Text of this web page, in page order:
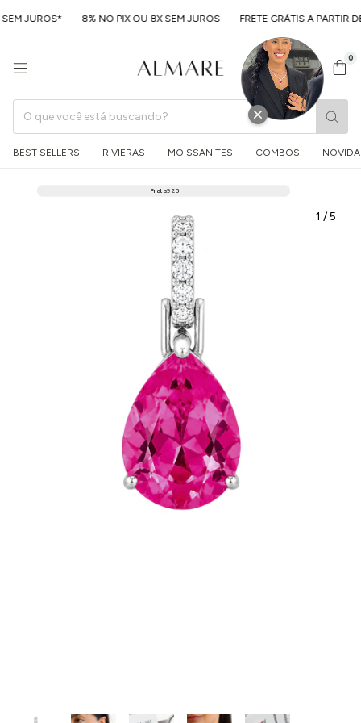
JUROS* 8% NO PIX OU 8X SEM JUROS FRETE GRÁTIS A PARTIR DE
0
BEST SELLERS RIVIERAS MOISSANITES COMBOS
Prata 925
1 /5